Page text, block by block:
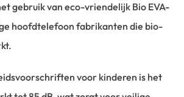
gebruik van eco-vriendelijk Bio EVA-
hoofdtelefoon fabrikanten die bio-
voor kinderen is het